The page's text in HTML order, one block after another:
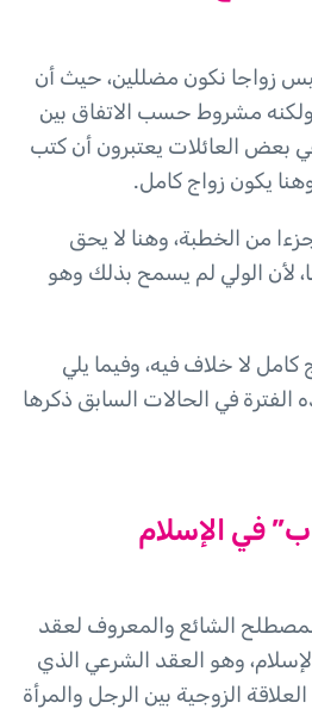
ليس زواجا نكون مضللين، حيث أن
ولكنه مشروط حسب الاتفاق بين
بعض العائلات يعتبرون أن كتب
يكون زواج كامل.
من الخطبة، وهنا لا يحق
لأن الولي لم يسمح بذلك وهو
كامل لا خلاف فيه، وفيما يلي
في الحالات السابق ذكرها
في الإسلام
الشائع والمعروف لعقد
وهو العقد الشرعي الذي
الزوجية بين الرجل والمرأة